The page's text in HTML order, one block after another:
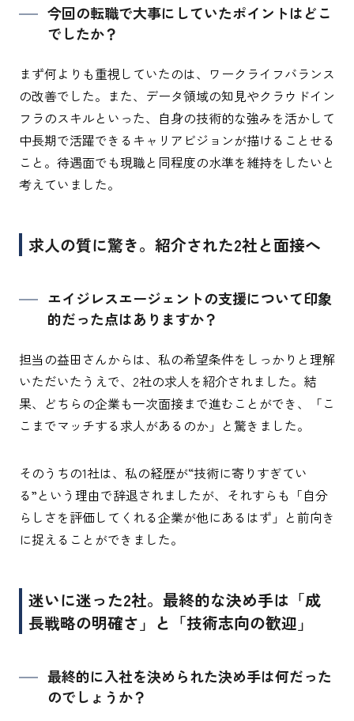
今回の転職で大事にしていたポイントはどこ
でしたか？
まず何よりも重視していたのは、ワークライフバランス
の改善でした。また、データ領域の知見やクラウドイン
フラのスキルといった、自身の技術的な強みを活かして
中長期で活躍できるキャリアビジョンが描けることせる
こと。待遇面でも現職と同程度の水準を維持をしたいと
考えていました。
求人の質に驚き。紹介された2社と面接へ
エイジレスエージェントの支援について印象
的だった点はありますか？
担当の益田さんからは、私の希望条件をしっかりと理解
いただいたうえで、2社の求人を紹介されました。結
果、どちらの企業も一次面接まで進むことができ、「こ
こまでマッチする求人があるのか」と驚きました。
そのうちの1社は、私の経歴が“技術に寄りすぎてい
る”という理由で辞退されましたが、それすらも「自分
らしさを評価してくれる企業が他にあるはず」と前向き
に捉えることができました。
迷いに迷った2社。最終的な決め手は「成
長戦略の明確さ」と「技術志向の歓迎」
最終的に入社を決められた決め手は何だった
のでしょうか？